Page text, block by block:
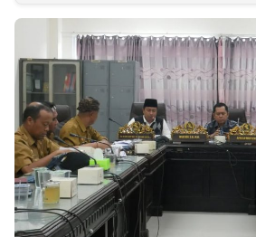
INDONESIA
Partner
Insight
NTB
Suara
Time
Lens
IDN
Daily
Jogja
Jalan
Rakyat
Idealita
News
Kita
Notice
Dinamikapost.com
Radar
Baru
Seedbacklink
Follow
Kabarbaru